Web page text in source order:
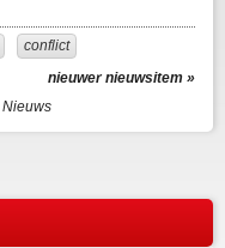
conflict
nieuwer nieuwsitem »
Nieuws